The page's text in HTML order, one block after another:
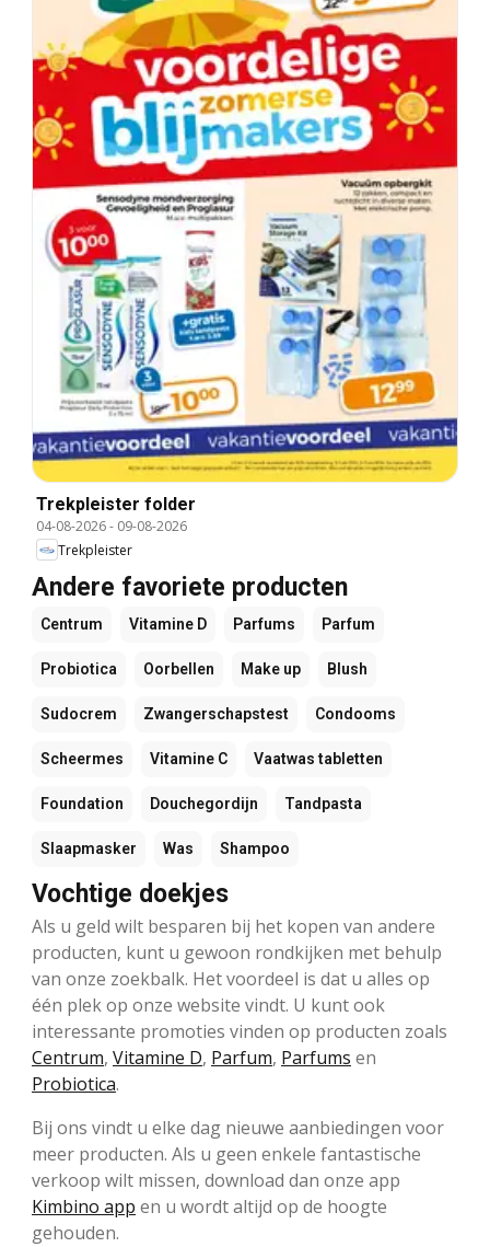
Trekpleister folder
04-08-2026- 09-08-2026
Trekpleister
Andere favoriete producten
Centrum Vitamine D Parfums Parfum
Probiotica Oorbellen Make up Blush
Sudocrem Zwangerschapstest Condooms
Scheermes Vitamine C Vaatwas tabletten
Foundation Douchegordijn Tandpasta
Slaapmasker Was Shampoo
Vochtige doekjes
Als u geld wilt besparen bij het kopen van andere
producten, kunt u gewoon rondkijken met behulp
van onze zoekbalk. Het voordeel is dat u alles op
één plek op onze website vindt. U kunt ook
interessante promoties vinden op producten zoals
Centrum, Vitamine D, Parfum, Parfums en
Probiotica.
Bij ons vindt u elke dag nieuwe aanbiedingen voor
meer producten. Als u geen enkele fantastische
verkoop wilt missen, download dan onze app
Kimbino app en u wordt altijd op de hoogte
gehouden.